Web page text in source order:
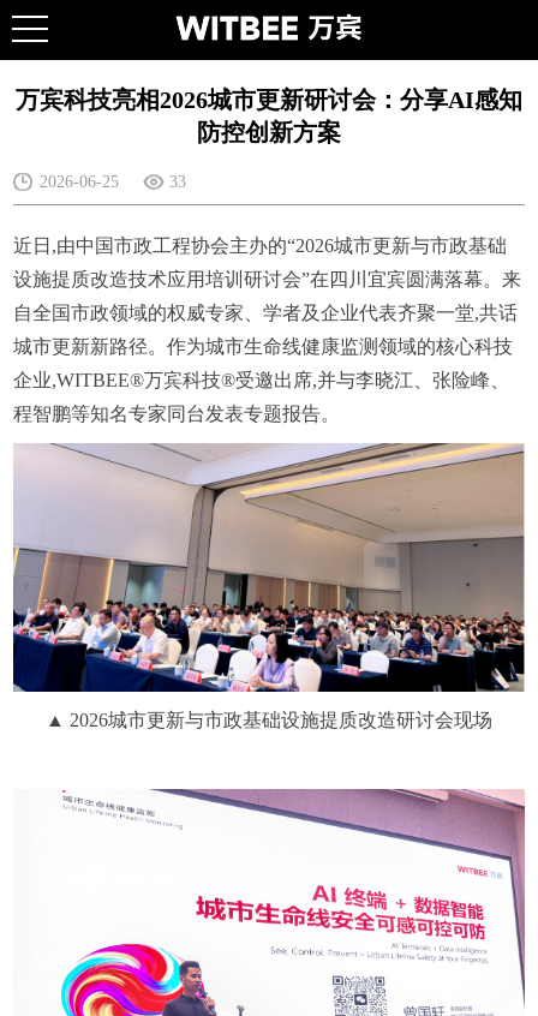
万宾科技亮相2026城市更新研讨会：分享AI感知
防控创新方案
2026-06-25 33
近日,由中国市政工程协会主办的“2026城市更新与市政基础
设施提质改造技术应用培训研讨会”在四川宜宾圆满落幕。来
自全国市政领域的权威专家、学者及企业代表齐聚一堂,共话
城市更新新路径。作为城市生命线健康监测领域的核心科技
企业,WITBEE®万宾科技®受邀出席,并与李晓江、张险峰、
程智鹏等知名专家同台发表专题报告。
▲ 2026城市更新与市政基础设施提质改造研讨会现场